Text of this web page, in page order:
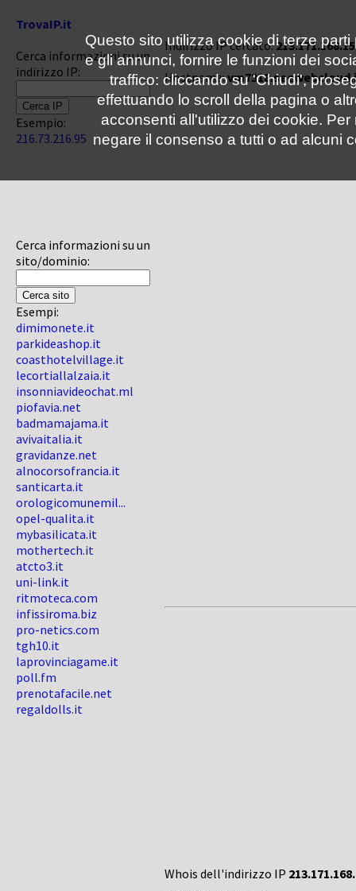
TrovaIP.it
Cerca informazioni su un
indirizzo IP:
Esempio:
216.73.216.95
Cerca informazioni su un
sito/dominio:
Esempi:
dimimonete.it
parkideashop.it
coasthotelvillage.it
lecortiallalzaia.it
insonniavideochat.ml
piofavia.net
badmamajama.it
avivaitalia.it
gravidanze.net
alnocorsofrancia.it
santicarta.it
orologicomunemil...
opel-qualita.it
mybasilicata.it
mothertech.it
atcto3.it
uni-link.it
ritmoteca.com
infissiroma.biz
pro-netics.com
tgh10.it
laprovinciagame.it
poll.fm
prenotafacile.net
regaldolls.it
Indirizzo IP cercato:
Hostname:
Whois dell'indirizzo IP
Questo sito utilizza cookie di terze
e gli annunci, fornire le funzioni dei
traffico: cliccando su 'Chiudi',
effettuando lo scroll della pagina o
acconsenti all'utilizzo dei cookie.
negare il consenso a tutti o ad alcuni